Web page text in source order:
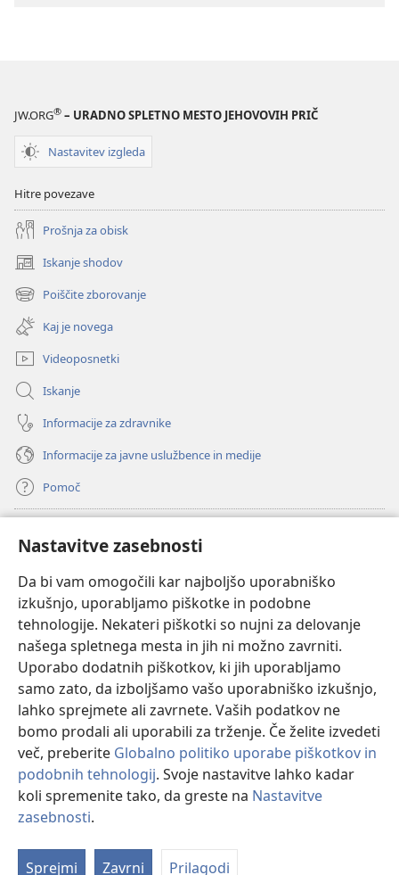
Nastavitve zasebnosti
Da bi vam omogočili kar najboljšo uporabniško
izkušnjo, uporabljamo piškotke in podobne
tehnologije. Nekateri piškotki so nujni za delovanje
našega spletnega mesta in jih ni možno zavrniti.
Uporabo dodatnih piškotkov, ki jih uporabljamo
samo zato, da izboljšamo vašo uporabniško izkušnjo,
lahko sprejmete ali zavrnete. Vaših podatkov ne
bomo prodali ali uporabili za trženje. Če želite izvedeti
več, preberite Globalno politiko uporabe piškotkov in
podobnih tehnologij. Svoje nastavitve lahko kadar
koli spremenite tako, da greste na Nastavitve
zasebnosti.
Sprejmi Zavrni Prilagodi
JW.ORG® – URADNO SPLETNO MESTO JEHOVOVIH PRIČ
Nastavitev izgleda
Hitre povezave
Prošnja za obisk
Iskanje shodov
(odpre
novo
okno)
Poiščite zborovanje
(odpre
novo
okno)
Kaj je novega
Videoposnetki
Iskanje
Informacije za zdravnike
Informacije za javne uslužbence in medije
Pomoč
(odpre
novo
okno) Watchtowerjeva SPLETNA KNJIŽNICA™
(odpre
novo
okno) JW Hub
(odpre
novo
okno)JW Library
Watchtower Library
Copyright© 2026 Watch Tower Bible and Tract Society of Pennsylvania.
POGOJI UPORABE